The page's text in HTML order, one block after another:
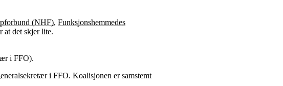
(NHF), Funksjonshemmedes
at det skjer lite.
i FFO).
i FFO. Koalisjonen er samstemt